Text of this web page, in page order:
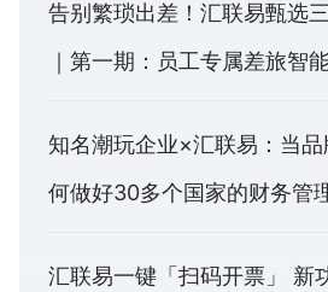
告别繁琐出差！汇联易甄选
｜第一期：员工专属差旅智
知名潮玩企业×汇联易：当
何做好30多个国家的财务管
汇联易一键「扫码开票」 新